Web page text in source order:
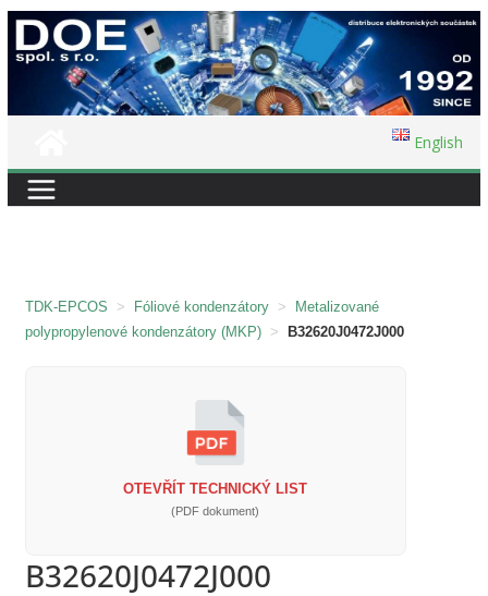
Přeskočit
na
English
TDK-EPCOS > Fóliové kondenzátory >
Metalizované
polypropylenové kondenzátory (MKP) > B32620J0472J000
OTEVŘÍT TECHNICKÝ LIST
(PDF dokument)
B32620J0472J000